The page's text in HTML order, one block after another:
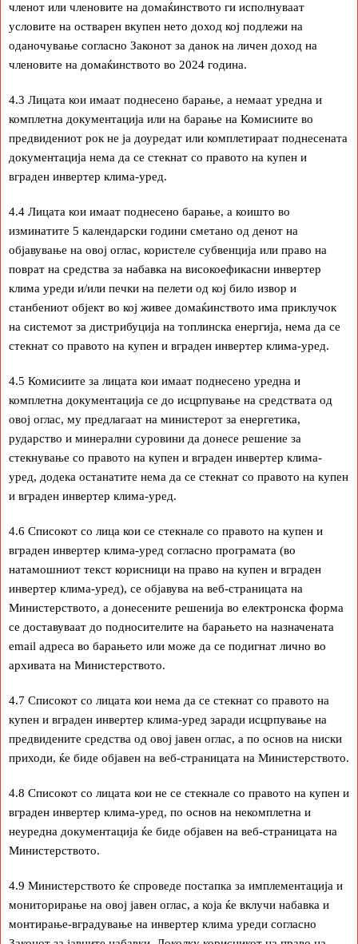
членот или членовите на домаќинството ги исполнуваат
условите на остварен вкупен нето доход кој подлежи на
оданочување согласно Законот за данок на личен доход на
членовите на домаќинството во 2024 година.
4.3 Лицата кои имаат поднесено барање, а немаат уредна и
комплетна документација или на барање на Комисиите во
предвидениот рок не ја доуредат или комплетираат поднесената
документација нема да се стекнат со правото на купен и
вграден инвертер клима-уред.
4.4 Лицата кои имаат поднесено барање, а коишто во
изминатите 5 календарски години сметано од денот на
објавување на овој оглас, користеле субвенција или право на
поврат на средства за набавка на високоефикасни инвертер
клима уреди и/или печки на пелети од кој било извор и
станбениот објект во кој живее домаќинството има приклучок
на системот за дистрибуција на топлинска енергија, нема да се
стекнат со правото на купен и вграден инвертер клима-уред.
4.5 Комисиите за лицата кои имаат поднесено уредна и
комплетна документација се до исцрпување на средствата од
овој оглас, му предлагаат на министерот за енергетика,
рударство и минерални суровини да донесе решение за
стекнување со правото на купен и вграден инвертер клима-
уред, додека останатите нема да се стекнат со правото на купен
и вграден инвертер клима-уред.
4.6 Списокот со лица кои се стекнале со правото на купен и
вграден инвертер клима-уред согласно програмата (во
натамошниот текст корисници на право на купен и вграден
инвертер клима-уред), се објавува на веб-страницата на
Министерството, а донесените решенија во електронска форма
се доставуваат до подносителите на барањето на назначената
email адреса во барањето или може да се подигнат лично во
архивата на Министерството.
4.7 Списокот со лицата кои нема да се стекнат со правото на
купен и вграден инвертер клима-уред заради исцрпување на
предвидените средства од овој јавен оглас, а по основ на ниски
приходи, ќе биде објавен на веб-страницата на Министерството.
4.8 Списокот со лицата кои не се стекнале со правото на купен и
вграден инвертер клима-уред, по основ на некомплетна и
неуредна документација ќе биде објавен на веб-страницата на
Министерството.
4.9 Министерството ќе спроведе постапка за имплементација и
мониторирање на овој јавен оглас, а која ќе вклучи набавка и
монтирање-вградување на инвертер клима уреди согласно